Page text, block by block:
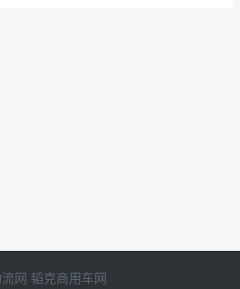
网 韬克商用车网